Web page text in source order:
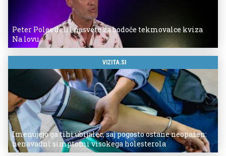
Peter Poles delil nasvete za bodoče tekmovalce kviza
Na lovu
VIZITA.SI
Imenujejo ga tihi ubijalec, saj pogosto ostane neopažen:
nenavadni simptomi visokega holesterola